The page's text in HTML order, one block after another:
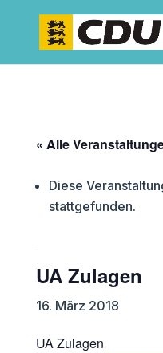
« Alle
Diese
stattgefunden.
UA Zulagen
16. März 2018
UA Zulagen